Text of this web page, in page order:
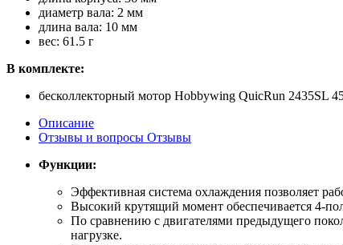
диаметр вала: 2 мм
длина вала: 10 мм
вес: 61.5 г
В комплекте:
бесколлекторный мотор Hobbywing QuicRun 2435SL
Описание
Отзывы и вопросы Отзывы
Функции:
Эффективная система охлаждения позволяет
Высокий крутящий момент обеспечивается 4-
По сравнению с двигателями предыдущего
нагрузке.